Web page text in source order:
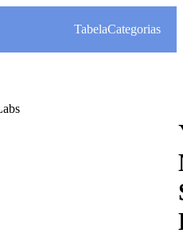
TabelaCategorias